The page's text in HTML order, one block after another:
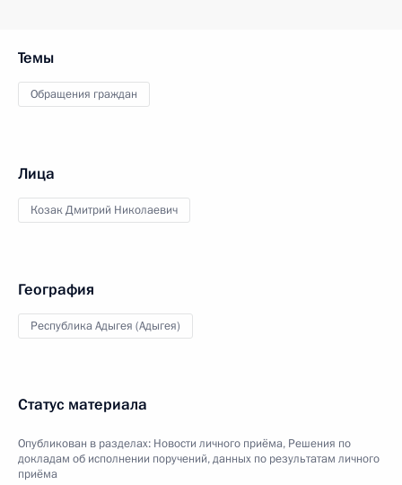
Темы
Обращения граждан
Лица
Козак Дмитрий Николаевич
География
Республика Адыгея (Адыгея)
Статус материала
Опубликован в разделах: Новости личного приёма, Решения по
докладам об исполнении поручений, данных по результатам личного
приёма